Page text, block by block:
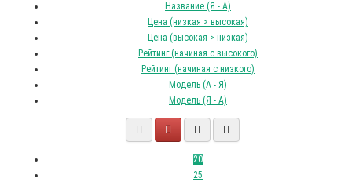
Название (Я - А)
Цена (низкая > высокая)
Цена (высокая > низкая)
Рейтинг (начиная с высокого)
Рейтинг (начиная с низкого)
Модель (А - Я)
Модель (Я - А)
20
25